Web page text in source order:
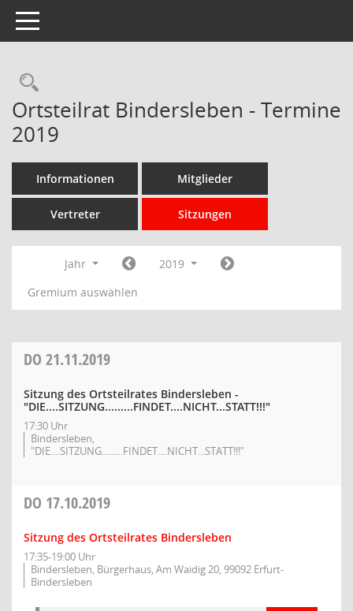
Toggle navigation
Rechercheauswahl
Ortsteilrat Bindersleben - Termine
2019
Informationen Mitglieder
Vertreter Sitzungen
Jahr
2019
Gremium auswählen
DO 21.11.2019
Sitzung des Ortsteilrates Bindersleben -
"DIE....SITZUNG.........FINDET....NICHT...STATT!!!"
17:30 Uhr
Bindersleben,
"DIE....SITZUNG.........FINDET....NICHT...STATT!!!"
DO 17.10.2019
Sitzung des Ortsteilrates Bindersleben
17:35-19:00 Uhr
Bindersleben, Bürgerhaus, Am Waidig 20, 99092 Erfurt-
Bindersleben